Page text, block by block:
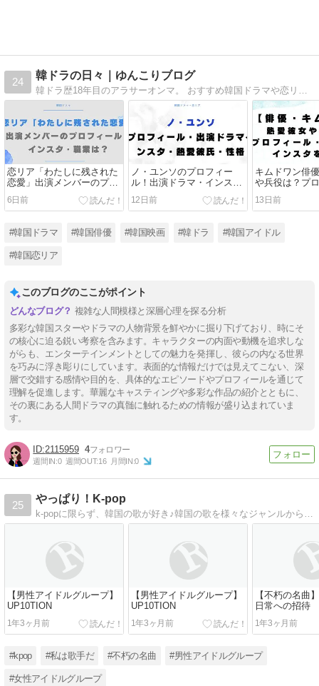
24
韓ドラの日々｜ゆんこりブログ
韓ドラ歴18年目のアラサーオンマ。 おすすめ韓国ドラマや恋リアをご紹介。 韓ドラ・K-POP・映画・食べ物などとにかく韓国好き！ たまにドラマの絵を描いています。
恋リア「わたしに残された
恋愛」出演メンバーのプロ
フィール・インスタ・職
業・配信日を調査！
6日前
ノ・ユンソのプロフィー
ル！出演ドラマ・インス
タ・熱愛彼氏や性格も調査
12日前
キムドワン俳
や兵役は？プ
出演ドラマ・
査！
13日前
#韓国ドラマ #韓国俳優 #韓国映画 #韓ドラ #韓国アイドル
#韓国恋リア
このブログのここがポイント
複雑な人間模様と深層心理を探る分析
多彩な韓国スターやドラマの人物背景を鮮やかに掘り下げており、時にそ
の核心に迫る鋭い考察を含みます。キャラクターの内面や動機を追求しな
がらも、エンターテインメントとしての魅力を発揮し、彼らの内なる世界
を巧みに浮き彫りにしています。表面的な情報だけでは見えてこない、深
層で交錯する感情や目的を、具体的なエピソードやプロフィールを通じて
理解を促進します。華麗なキャスティングや多彩な作品の紹介とともに、
その裏にある人間ドラマの真髄に触れるための情報が盛り込まれていま
す。
2115959 4
週間IN:0 週間OUT:16 月間IN:0
25
やっぱり！K-pop
k-popに限らず、韓国の歌が好き♪韓国の歌を様々なジャンルからお気に入りを集めて紹介します。
【男性アイドルグループ】
UP10TION
1年3ヶ月前
【男性アイドルグループ】
UP10TION
1年3ヶ月前
【不朽の名曲
日常への招待
ョル）
1年3ヶ月前
#kpop #私は歌手だ #不朽の名曲 #男性アイドルグループ
#女性アイドルグループ